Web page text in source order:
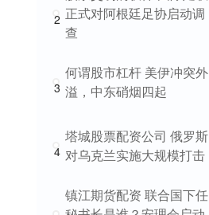
2 正式对阿根廷足协启动调
查
3
何谓股市杠杆 美伊冲突外
溢，中东硝烟四起
4
塔城股票配资公司 俄罗斯
对乌克兰实施大规模打击
镇江期货配资 联合国下任